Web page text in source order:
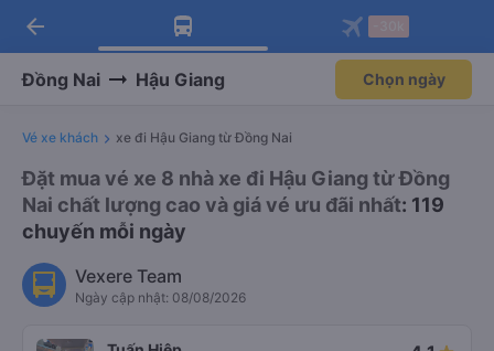
Tải app Vexere ngay!
Nhận ưu đãi thành viên độc
Mở app
Tải app Vexere
-30k/ghế khi đặt vé máy bay qua
Mở app
arrow_back
Đồng Nai Hậu Giang Chọn ngày
Vé xe khách xe đi Hậu Giang từ Đồng Nai
Đặt mua vé xe 8 nhà xe đi Hậu Giang từ Đồng
Nai chất lượng cao và giá vé ưu đãi nhất: 119
chuyến mỗi ngày
Vexere Team
Ngày cập nhật: 08/08/2026